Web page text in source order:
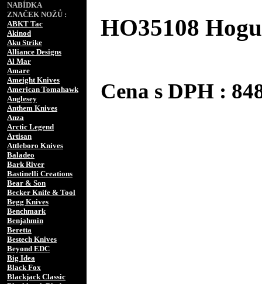
NABÍDKA
ZNAČEK NOŽŮ :
ABKT Tac
Akinod
Aku Strike
Alliance Designs
Al Mar
Amare
Ameight Knives
American Tomahawk
Anglesey
Anthem Knives
Anza
Arctic Legend
Artisan
Attleboro Knives
Baladeo
Bark River
Bastinelli Creations
Bear & Son
Becker Knife & Tool
Begg Knives
Benchmark
Benjahmin
Beretta
Bestech Knives
Beyond EDC
Big Idea
Black Fox
Blackjack Classic
HO35108
Cena s DPH :